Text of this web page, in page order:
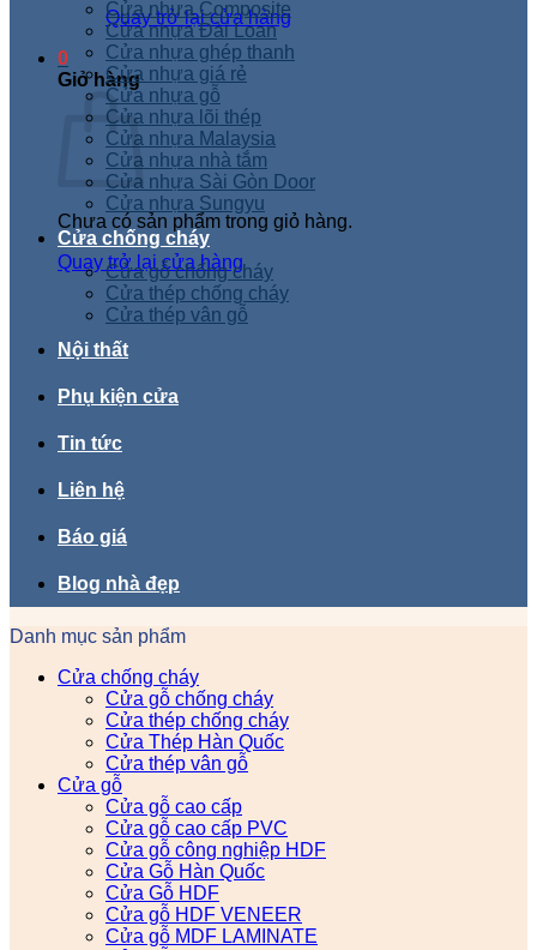
Quay trở lại cửa hàng
0
Giỏ hàng
Chưa có sản phẩm trong giỏ hàng.
Quay trở lại cửa hàng
Cửa nhựa Composite
Cửa nhựa Đài Loan
Cửa nhựa ghép thanh
Cửa nhựa giá rẻ
Cửa nhựa gỗ
Cửa nhựa lõi thép
Cửa nhựa Malaysia
Cửa nhựa nhà tắm
Cửa nhựa Sài Gòn Door
Cửa nhựa Sungyu
Cửa chống cháy
Cửa gỗ chống cháy
Cửa thép chống cháy
Cửa thép vân gỗ
Nội thất
Phụ kiện cửa
Tin tức
Liên hệ
Báo giá
Blog nhà đẹp
Danh mục sản phẩm
Cửa chống cháy
Cửa gỗ chống cháy
Cửa thép chống cháy
Cửa Thép Hàn Quốc
Cửa thép vân gỗ
Cửa gỗ
Cửa gỗ cao cấp
Cửa gỗ cao cấp PVC
Cửa gỗ công nghiệp HDF
Cửa Gỗ Hàn Quốc
Cửa Gỗ HDF
Cửa gỗ HDF VENEER
Cửa gỗ MDF LAMINATE